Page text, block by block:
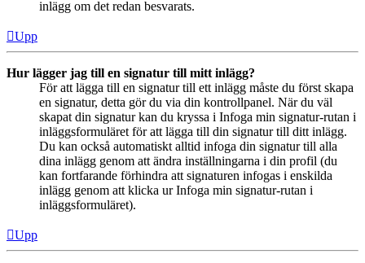
inlägg om det redan besvarats.
Upp
Hur lägger jag till en signatur till mitt inlägg?
För att lägga till en signatur till ett inlägg måste du först skapa
en signatur, detta gör du via din kontrollpanel. När du väl
skapat din signatur kan du kryssa i Infoga min signatur-rutan i
inläggsformuläret för att lägga till din signatur till ditt inlägg.
Du kan också automatiskt alltid infoga din signatur till alla
dina inlägg genom att ändra inställningarna i din profil (du
kan fortfarande förhindra att signaturen infogas i enskilda
inlägg genom att klicka ur Infoga min signatur-rutan i
inläggsformuläret).
Upp